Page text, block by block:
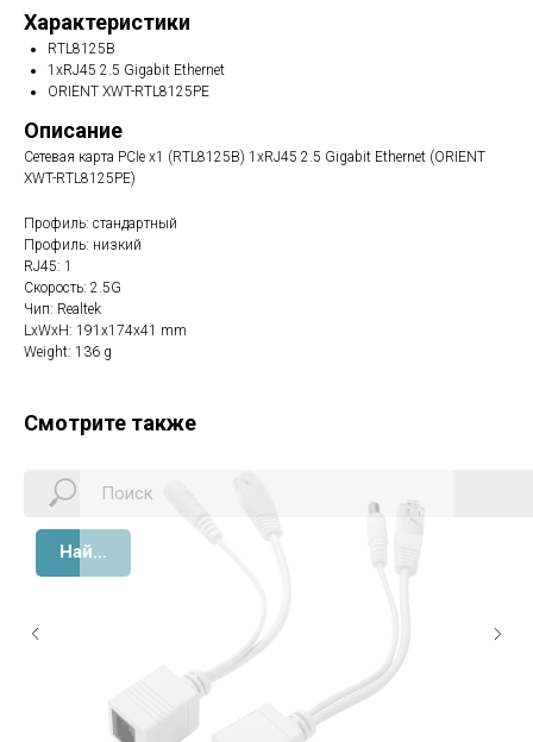
Найти
Характеристики
RTL8125B
1xRJ45 2.5 Gigabit Ethernet
ORIENT XWT-RTL8125PE
Описание
Сетевая карта PCIe x1 (RTL8125B) 1xRJ45 2.5 Gigabit Ethernet (ORIENT
XWT-RTL8125PE)
Профиль: стандартный
Профиль: низкий
RJ45: 1
Скорость: 2.5G
Чип: Realtek
LxWxH: 191x174x41 mm
Weight: 136 g
Смотрите также